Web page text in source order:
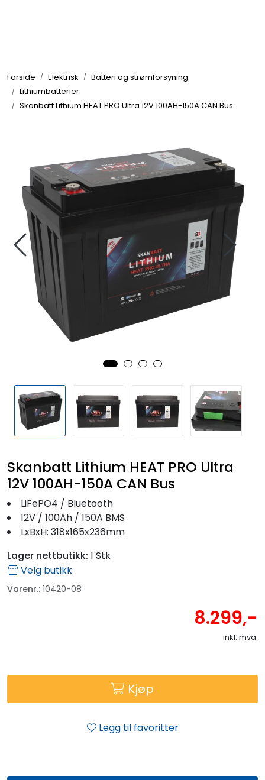
Forside Elektrisk
Batteri og strømforsyning
Lithiumbatterier
Skanbatt Lithium HEAT PRO Ultra 12V 100AH-150A CAN Bus
Skanbatt Lithium HEAT PRO Ultra
12V 100AH-150A CAN Bus
LiFePO4 / Bluetooth
12V / 100Ah / 150A BMS
LxBxH: 318x165x236mm
Lager nettbutikk: 1 Stk
Velg butikk
Varenr.: 10420-08
8.299,-
inkl. mva.
Kjøp
Legg til favoritter
Elektrisk
VVS
Motor/Styring
Fortøyning
Fritid/Sikkerhet
Båtpleie/Opplag
Outlet